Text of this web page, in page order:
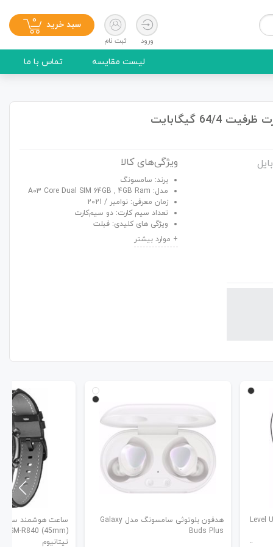
ورود ثبت نام
سبد خرید 0
لیست مقایسه تماس با ما
ویژگی‌های کالا
برند: سامسونگ
مدل: A03 Core Dual SIM 64GB , 4GB Ram
زمان معرفی: نوامبر / 2021
تعداد سیم کارت: دو سیم‌کارت
ویژگی های کلیدی: فبلت
هدفون بلوتوثی سامسونگ مدل Galaxy
Buds Plus
تیتانیوم